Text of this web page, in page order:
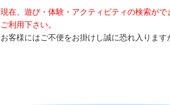
現在、遊び・体験・アクティビティの検索が
ご利用下さい。
お客様にはご不便をお掛けし誠に恐れ入りま